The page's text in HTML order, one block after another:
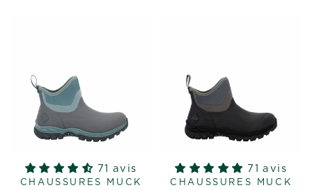
71 avis
CHAUSSURES MUCK
71 avis
CHAUSSURES MUCK